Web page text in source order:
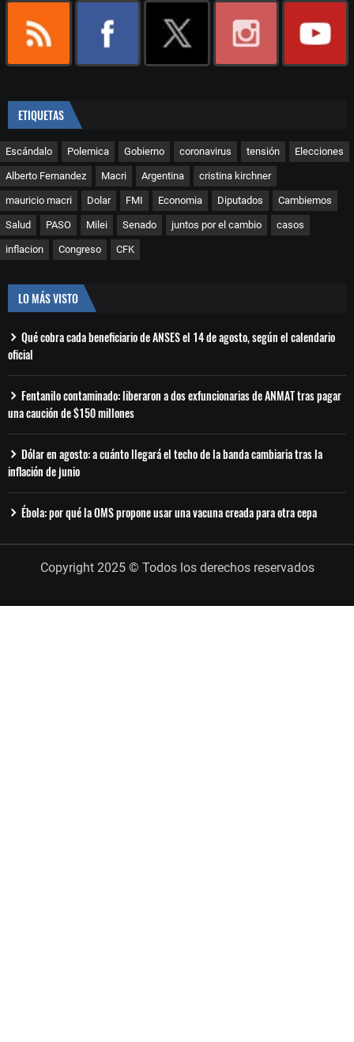
ETIQUETAS
Escándalo Polemica Gobierno coronavirus tensión Elecciones
Alberto Fernandez Macri Argentina cristina kirchner
mauricio macri Dolar FMI Economia Diputados Cambiemos
Salud PASO Milei Senado juntos por el cambio casos
inflacion Congreso CFK
LO MÁS VISTO
Qué cobra cada beneficiario de ANSES el 14 de agosto, según el calendario
oficial
Fentanilo contaminado: liberaron a dos exfuncionarias de ANMAT tras pagar
una caución de $150 millones
Dólar en agosto: a cuánto llegará el techo de la banda cambiaria tras la
inflación de junio
Ébola: por qué la OMS propone usar una vacuna creada para otra cepa
Copyright 2025 © Todos los derechos reservados